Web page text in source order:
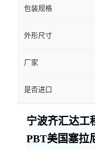
包装规格
外形尺寸
厂家
是否进口
宁波齐汇达工
PBT美国塞拉